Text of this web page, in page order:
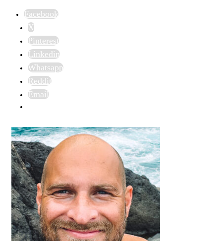
Facebook
X
Pinterest
Linkedin
Whatsapp
Reddit
Email